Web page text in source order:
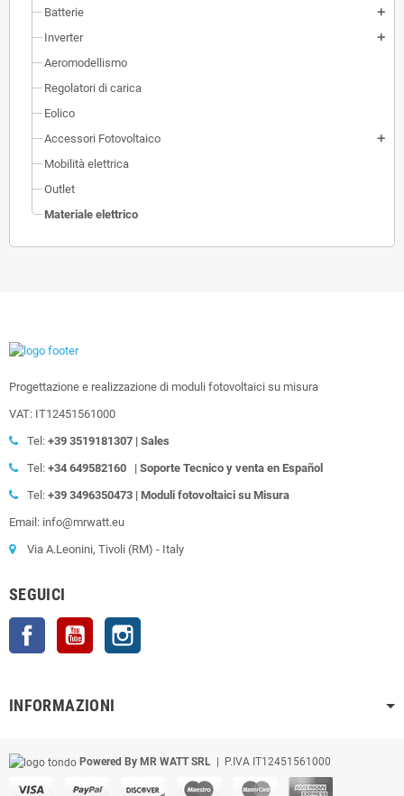
Batterie add
Inverter add
Aeromodellismo
Regolatori di carica
Eolico
Accessori Fotovoltaico
add
Mobilità elettrica
Outlet
Materiale elettrico
Progettazione e realizzazione di moduli fotovoltaici su misura
VAT: IT12451561000
Tel: +39 3519181307 | Sales
Tel: +34 649582160 | Soporte Tecnico y venta en Español
Tel: +39 3496350473 | Moduli fotovoltaici su Misura
Email: info@mrwatt.eu
Via A.Leonini, Tivoli (RM) - Italy
SEGUICI
Facebook YouTube
INFORMAZIONI
Powered By MR WATT SRL | P.IVA IT12451561000